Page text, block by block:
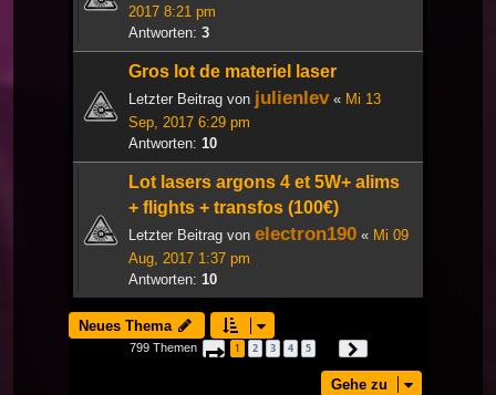
2017 8:21 pm
Antworten: 3
Gros lot de materiel laser
Letzter Beitrag von julienlev« Mi 13
Sep, 2017 6:29 pm
Antworten: 10
Lot lasers argons 4 et 5W+ alims
+ flights + transfos (100€)
Letzter Beitrag von electron190 « Mi 09
Aug, 2017 1:37 pm
Antworten: 10
Neues Thema
799 Themen Seite 1von 27
1 2 3 4 5
Gehe zu